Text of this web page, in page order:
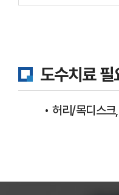
도수치료 필
• 허리/목디스